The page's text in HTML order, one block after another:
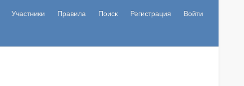
Участники Правила Поиск Регистрация Войти